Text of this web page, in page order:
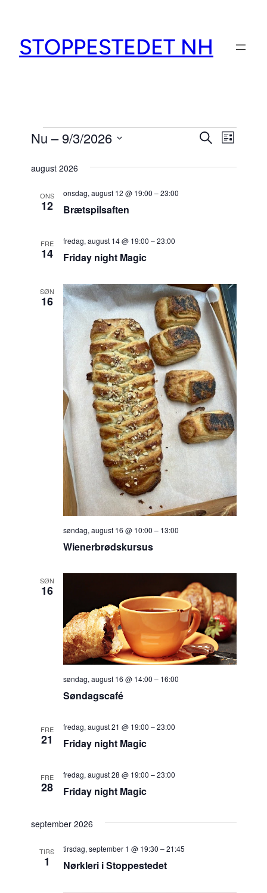
STOPPESTEDET NH
Begivenheder
Søgning
Søg
Liste
Nu – 9/3/2026
dato.
august 2026
ONS
12 Brætspilsaften
onsdag, august 12 @ 19:00 –23:00
FRE
14 Friday night Magic
fredag, august 14 @ 19:00 –23:00
SØN
16
Wienerbrødskursus
søndag, august 16 @ 10:00 – 13:00
SØN
16
Søndagscafé
søndag, august 16 @ 14:00 – 16:00
FRE
21 Friday night Magic
fredag, august 21 @ 19:00 –23:00
FRE
28 Friday night Magic
fredag, august 28 @ 19:00 –23:00
september 2026
TIRS
1 Nørkleri i Stoppestedet
tirsdag, september 1 @ 19:30 –21:45